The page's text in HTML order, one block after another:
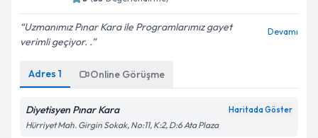
Uzmanımız Pınar Kara ile Programlarımız gayet
verimli geçiyor. .
Devamı
Adres 1 Online Görüşme
Diyetisyen Pınar Kara Haritada Göster
Hürriyet Mah. Girgin Sokak, No:11, K:2, D:6 Ata Plaza